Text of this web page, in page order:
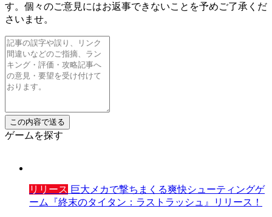
す。個々のご意見にはお返事できないことを予めご了承くだ
さいませ。
ゲームを探す
リリース 巨大メカで撃ちまくる爽快シューティングゲ
ーム『終末のタイタン：ラストラッシュ』リリース！